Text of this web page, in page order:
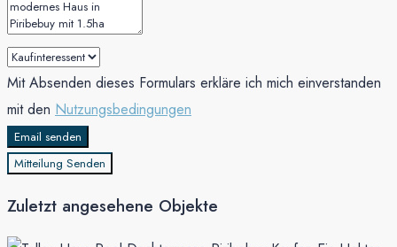
Mit Absenden dieses Formulars erkläre ich mich einverstanden
mit den Nutzungsbedingungen
Email senden
Mitteilung Senden
Zuletzt angesehene Objekte